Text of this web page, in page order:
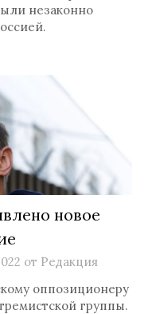
незаконно
новое
от Редакция
оппозиционеру
группы.